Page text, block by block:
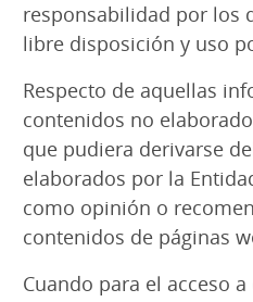
responsabilidad por los
libre disposición y uso
Respecto de aquellas
contenidos no
que pudiera derivarse
elaborados por la
como opinión o
contenidos de páginas
Cuando para el acceso